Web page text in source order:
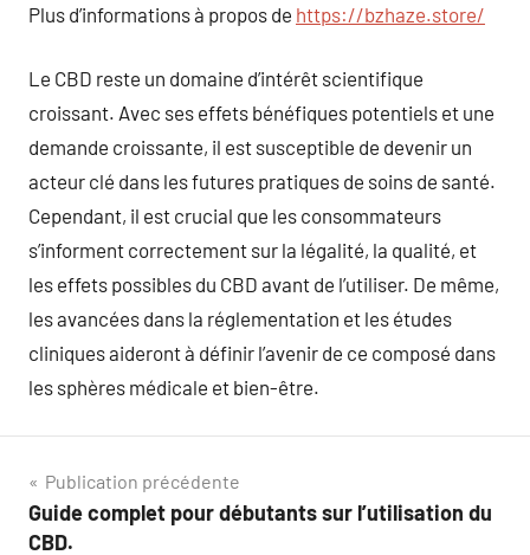
Plus d’informations à propos de https://bzhaze.store/
Le CBD reste un domaine d’intérêt scientifique
croissant. Avec ses effets bénéfiques potentiels et une
demande croissante, il est susceptible de devenir un
acteur clé dans les futures pratiques de soins de santé.
Cependant, il est crucial que les consommateurs
s’informent correctement sur la légalité, la qualité, et
les effets possibles du CBD avant de l’utiliser. De même,
les avancées dans la réglementation et les études
cliniques aideront à définir l’avenir de ce composé dans
les sphères médicale et bien-être.
Navigation
de
Publication précédente
Guide complet pour débutants sur l’utilisation du
CBD.